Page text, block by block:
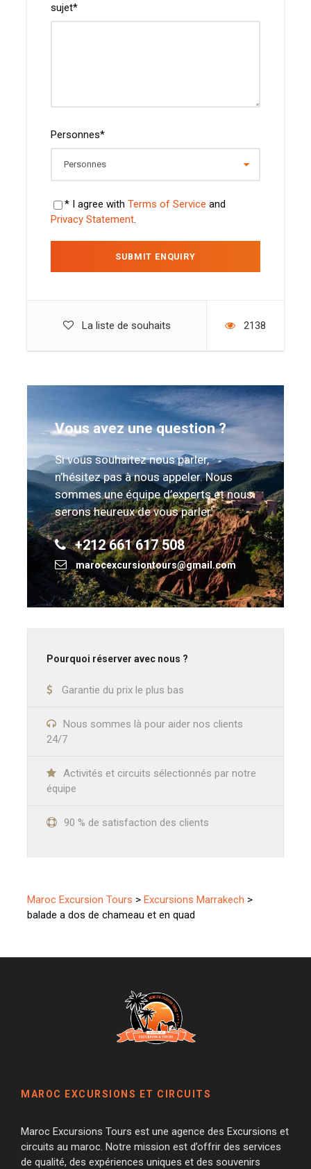
sujet*
Personnes*
* I agree with Terms of Service and
Privacy Statement.
La liste de souhaits 2138
Vous avez une question ?
Si vous souhaitez nous parler,
n’hésitez pas à nous appeler. Nous
sommes une équipe d’experts et nous
serons heureux de vous parler.
+212 661 617 508
marocexcursiontours@gmail.com
Pourquoi réserver avec nous ?
Garantie du prix le plus bas
Nous sommes là pour aider nos clients
24/7
Activités et circuits sélectionnés par notre
équipe
90 % de satisfaction des clients
Maroc Excursion Tours > Excursions Marrakech >
balade a dos de chameau et en quad
MAROC EXCURSIONS ET CIRCUITS
Maroc Excursions Tours est une agence des Excursions et
circuits au maroc. Notre mission est d’offrir des services
de qualité, des expériences uniques et des souvenirs